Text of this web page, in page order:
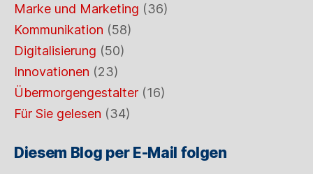
Marke und Marketing (36)
Kommunikation (58)
Digitalisierung (50)
Innovationen (23)
Übermorgengestalter (16)
Für Sie gelesen (34)
Diesem Blog per E-Mail folgen